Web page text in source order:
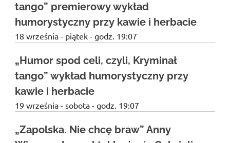
Opole
przedstawienie
przedstawienie
teatr
miejski
teatr
opolu
teatru
tango” premierowy wykład
humorystyczny przy kawie i herbacie
18 września - piątek - godz. 19:07
„Humor spod celi, czyli, Kryminał
tango” wykład humorystyczny przy
kawie i herbacie
19 września - sobota - godz. 19:07
„Zapolska. Nie chcę braw” Anny